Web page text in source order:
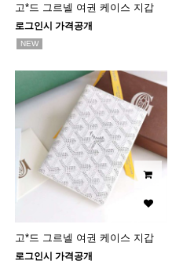
고*드 그르넬 여권 케이스 지갑
로그인시 가격공개
NEW
고*드 그르넬 여권 케이스 지갑
로그인시 가격공개